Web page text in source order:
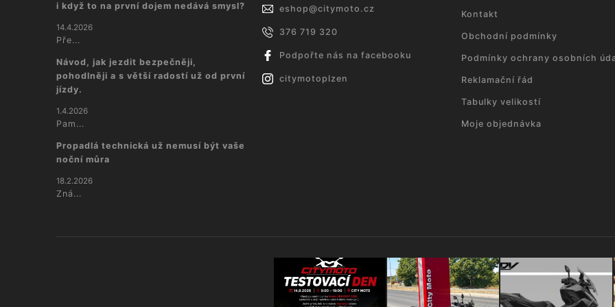
i když to na první dojem nedává smysl?
14.4.2026
Pře...
Návod, jak jezdit bezpečněji,
pohodlněji a s větší radostí už od první
jízdy.
1.4.2026
Pam...
Propadlá technická už nemusí být vaše
noční můra
18.2.2026
Zná...
eshop@citymoto.cz
376 719 320
Podpořte nás na facebooku
citymotoplzen
Kontakt
Obchodní podmínky
Podmínky ochrany osobních
Reklamační řád
Tabulky velikostí
Moje objednávka